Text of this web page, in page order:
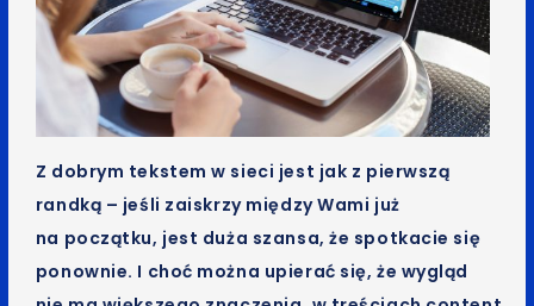
Z dobrym tekstem w sieci jest jak z pierwszą
randką – jeśli zaiskrzy między Wami już
na początku, jest duża szansa, że spotkacie się
ponownie. I choć można upierać się, że wygląd